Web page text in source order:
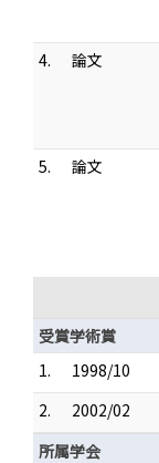
4. 論文
5. 論文
受賞学術賞
1.
1998/10
2.
2002/02
所属学会